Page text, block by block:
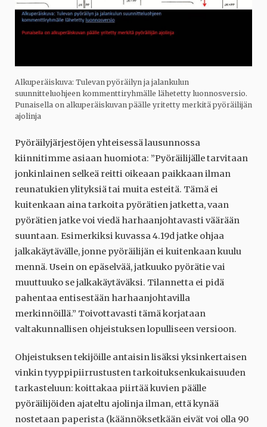
Alkuperäiskuva: Tulevan pyöräilyn ja jalankulun
suunnitteluohjeen kommenttiryhmälle lähetetty luonnosversio.
Punaisella on alkuperäiskuvan päälle yritetty merkitä pyöräilijän
ajolinja
Pyöräilyjärjestöjen yhteisessä lausunnossa
kiinnitimme asiaan huomiota: ”Pyöräilijälle tarvitaan
jonkinlainen selkeä reitti oikeaan paikkaan ilman
reunatukien ylityksiä tai muita esteitä. Tämä ei
kuitenkaan aina tarkoita pyörätien jatketta, vaan
pyörätien jatke voi viedä harhaanjohtavasti väärään
suuntaan. Esimerkiksi kuvassa 4.19d jatke ohjaa
jalkakäytävälle, jonne pyöräilijän ei kuitenkaan kuulu
mennä. Usein on epäselvää, jatkuuko pyörätie vai
muuttuuko se jalkakäytäväksi. Tilannetta ei pidä
pahentaa entisestään harhaanjohtavilla
merkinnöillä.” Toivottavasti tämä korjataan
valtakunnallisen ohjeistuksen lopulliseen versioon.
Ohjeistuksen tekijöille antaisin lisäksi yksinkertaisen
vinkin tyyppipiirrustusten tarkoituksenkukaisuuden
tarkasteluun: koittakaa piirtää kuvien päälle
pyöräilijöiden ajateltu ajolinja ilman, että kynää
nostetaan paperista (käännöksetkään eivät voi olla 90